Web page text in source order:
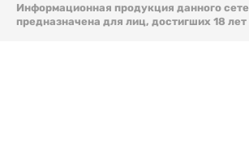
Информационная продукция данного
предназначена для лиц, достигших 18